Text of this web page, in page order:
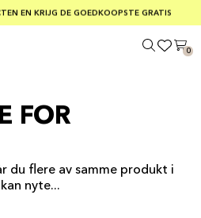
EN KRIJG DE GOEDKOOPSTE GRATIS
BESTELLINGEN BOVEN €75
MED KLARNA
0
FOR
du flere av samme produkt i
nyte...